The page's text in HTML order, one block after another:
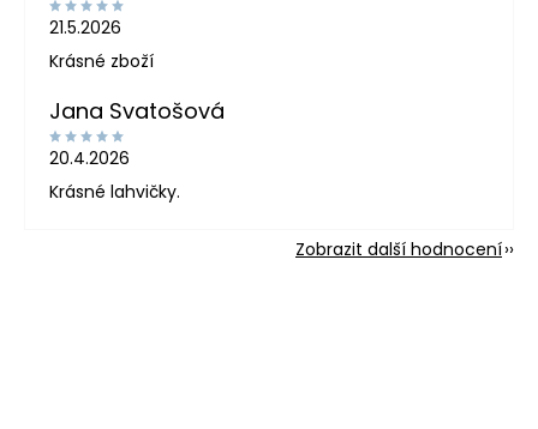
21.5.2026
Krásné zboží
Jana Svatošová
20.4.2026
Krásné lahvičky.
Zobrazit další hodnocení